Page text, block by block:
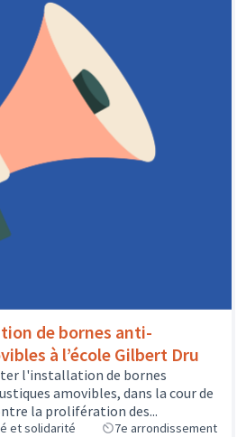
de bornes anti-
à l’école Gilbert Dru
l'installation de bornes
amovibles, dans la cour de
la prolifération des...
et solidarité
7e arrondissement